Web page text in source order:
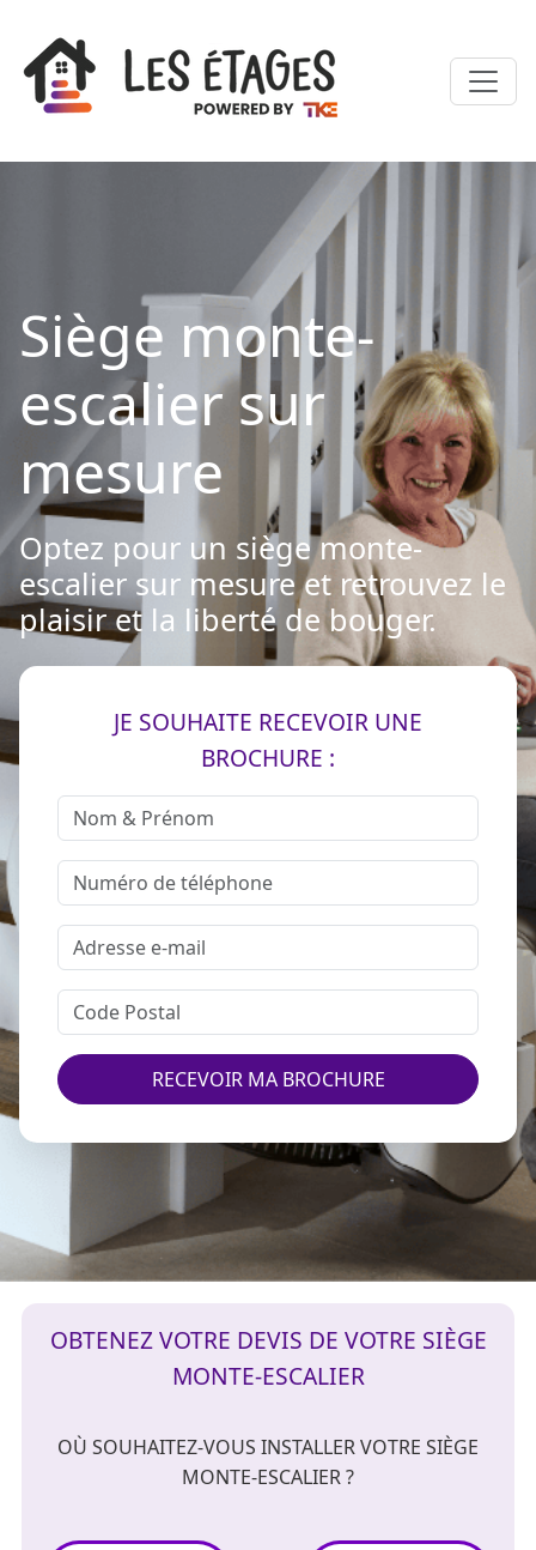
Siège monte-
escalier sur
mesure
Optez pour un siège monte-
escalier sur mesure et retrouvez le
plaisir et la liberté de bouger.
JE SOUHAITE RECEVOIR UNE
BROCHURE :
RECEVOIR MA BROCHURE
OBTENEZ VOTRE DEVIS DE VOTRE SIÈGE
MONTE-ESCALIER
OÙ SOUHAITEZ-VOUS INSTALLER VOTRE SIÈGE
MONTE-ESCALIER ?